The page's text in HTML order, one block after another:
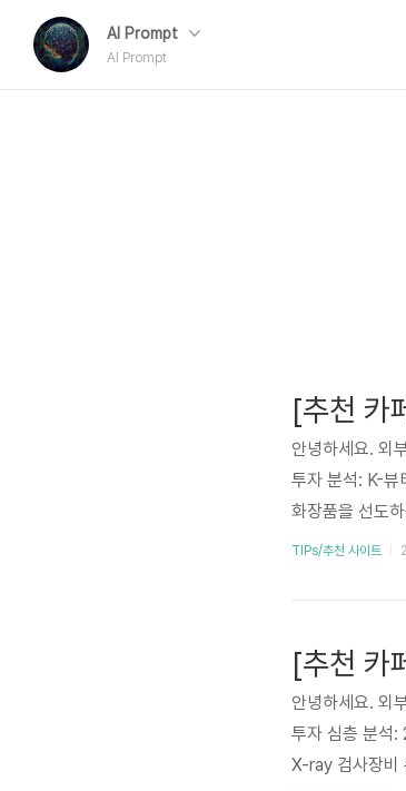
AI Prompt
AI Prompt
안녕하세요. 외
투자 분석: K-
화장품을 선도
다. 특히 ‘퓨어
TIPs/추천 사이트
안녕하세요. 외
투자 심층 분석:
X-ray 검사장비